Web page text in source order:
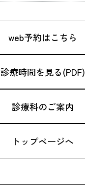
web予約はこちら
診療時間を見る(PDF)
診療科のご案内
トップページへ